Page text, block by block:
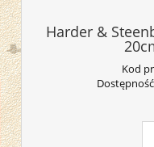
Harder &
Kod